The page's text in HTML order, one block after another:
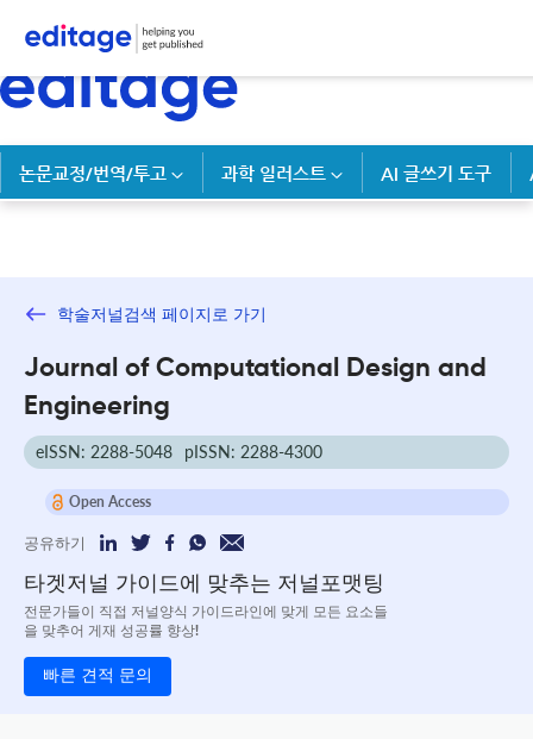
논문교정/번역/투고 과학 일러스트 AI 글쓰기 도구
학술저널검색 페이지로 가기
Journal of Computational Design and
Engineering
eISSN: 2288-5048 pISSN: 2288-4300
Open Access
공유하기
타겟저널 가이드에 맞추는 저널포맷팅
전문가들이 직접 저널양식 가이드라인에 맞게 모든 요소들
을 맞추어 게재 성공률 향상!
빠른 견적 문의